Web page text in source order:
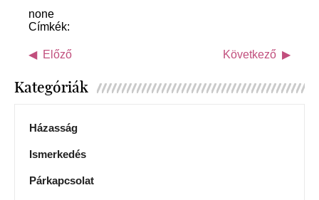
none
Címkék:
Előző Következő
Kategóriák
Házasság
Ismerkedés
Párkapcsolat